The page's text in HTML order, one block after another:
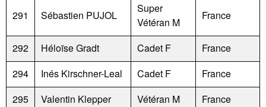
291 Sébastien PUJOL
Super
Vétéran M
France
292 Héloïse Gradt Cadet F
France
294
Inés Kirschner-Leal Cadet F
France
295
Valentin Klepper Vétéran M
France